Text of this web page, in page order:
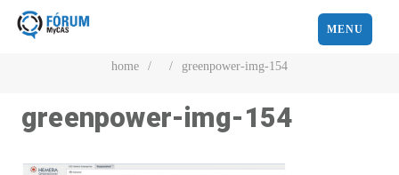
MENU
home / / greenpower-img-154
greenpower-img-154